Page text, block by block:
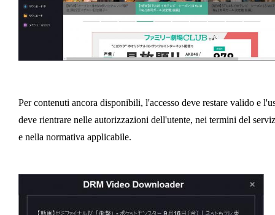
Per contenuti ancora disponibili, l'accesso deve restare valido e
deve rientrare nelle autorizzazioni dell'utente, nei termini del
e nella normativa applicabile.